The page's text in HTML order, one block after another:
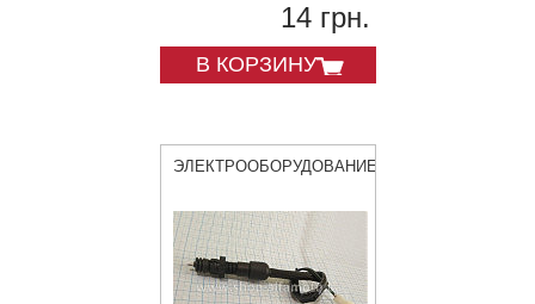
14 грн.
В КОРЗИНУ
ЭЛЕКТРООБОРУДОВАНИЕ